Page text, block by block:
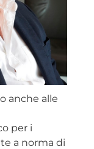
anche alle
per i
a norma di